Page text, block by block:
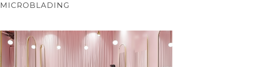
MICROBLADING